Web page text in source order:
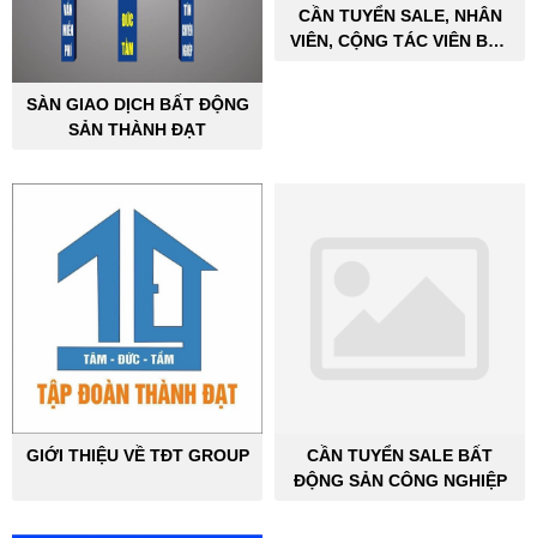
SÀN GIAO DỊCH BẤT ĐỘNG
SẢN THÀNH ĐẠT
CẦN TUYỂN SALE, NHÂN
VIÊN, CỘNG TÁC VIÊN BẤT
GIỚI THIỆU VỀ TĐT GROUP
CẦN TUYỂN SALE BẤT
ĐỘNG SẢN CÔNG NGHIỆP